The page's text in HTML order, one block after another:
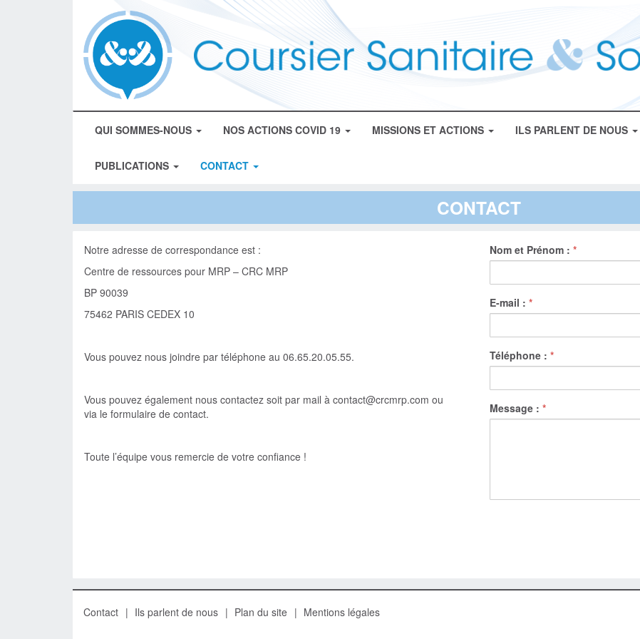
QUI SOMMES-NOUS NOS ACTIONS COVID 19 MISSIONS ET ACTIONS ILS PARLENT DE NOUS
PUBLICATIONS CONTACT
CONTACT
Notre adresse de correspondance est :
Centre de ressources pour MRP – CRC MRP
BP 90039
75462 PARIS CEDEX 10
Vous pouvez nous joindre par téléphone au 06.65.20.05.55.
Vous pouvez également nous contactez soit par mail à contact@crcmrp.com ou
via le formulaire de contact.
Toute l’équipe vous remercie de votre confiance !
Nom et Prénom : *
E-mail : *
Téléphone : *
Message : *
Contact Ils parlent de nous Plan du site Mentions légales